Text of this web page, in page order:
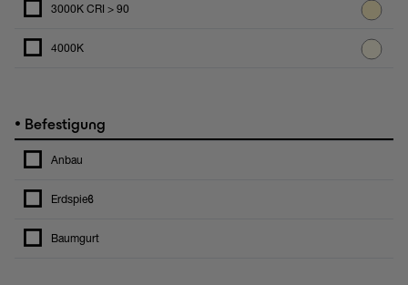
3000K CRI > 90
4000K
• Befestigung
Anbau
Erdspieϐ
Baumgurt